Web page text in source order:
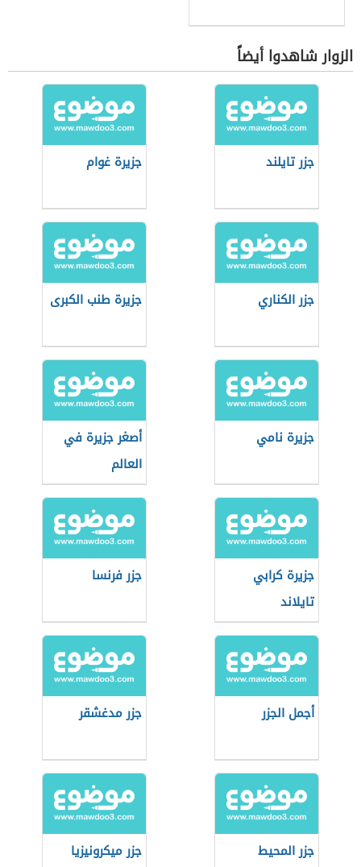
الزوار شاهدوا أيضاً
جزر تايلند جزيرة غوام
جزر الكناري جزيرة طنب الكبرى
جزيرة نامي
أصغر جزيرة في
العالم
جزيرة كرابي
تايلاند
جزر فرنسا
أجمل الجزر جزر مدغشقر
جزر المحيط
جزر ميكرونيزيا